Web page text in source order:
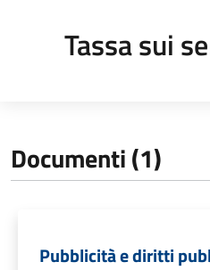
Tassa sui
Documenti (1)
Pubblicità e diritti